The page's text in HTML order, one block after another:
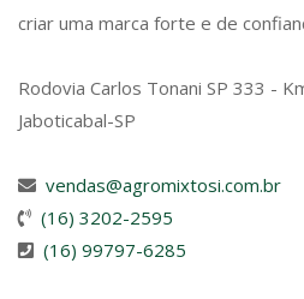
criar uma marca forte e de
Rodovia Carlos Tonani SP 333 -
Jaboticabal-SP
vendas@agromixtosi.com.br
(16) 3202-2595
(16) 99797-6285